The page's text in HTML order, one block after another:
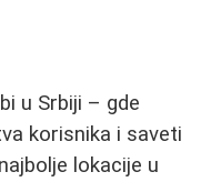
u Srbiji – gde
korisnika i saveti
lokacije u